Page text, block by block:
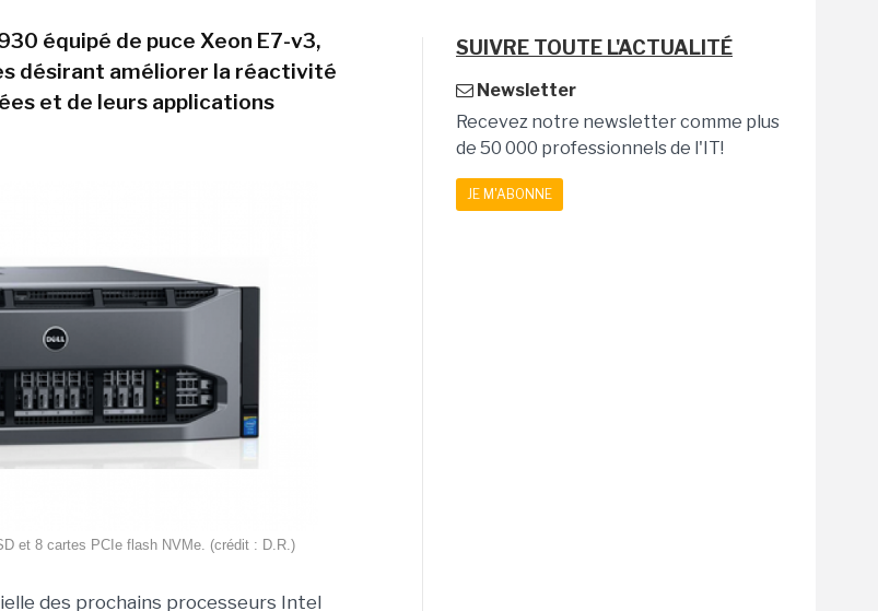
équipé de puce Xeon E7-v3,
désirant améliorer la réactivité
et de leurs applications
et 8 cartes PCIe flash NVMe. (crédit : D.R.)
des prochains processeurs Intel
SUIVRE TOUTE L'ACTUALITÉ
Newsletter
Recevez notre newsletter comme plus
de 50 000 professionnels de l'IT!
JE M'ABONNE